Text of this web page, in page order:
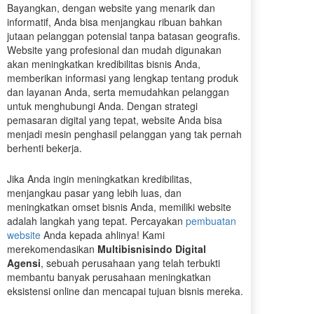
Bayangkan, dengan website yang menarik dan
informatif, Anda bisa menjangkau ribuan bahkan
jutaan pelanggan potensial tanpa batasan geografis.
Website yang profesional dan mudah digunakan
akan meningkatkan kredibilitas bisnis Anda,
memberikan informasi yang lengkap tentang produk
dan layanan Anda, serta memudahkan pelanggan
untuk menghubungi Anda. Dengan strategi
pemasaran digital yang tepat, website Anda bisa
menjadi mesin penghasil pelanggan yang tak pernah
berhenti bekerja.
Jika Anda ingin meningkatkan kredibilitas,
menjangkau pasar yang lebih luas, dan
meningkatkan omset bisnis Anda, memiliki website
adalah langkah yang tepat. Percayakan pembuatan
website Anda kepada ahlinya! Kami
merekomendasikan Multibisnisindo Digital
Agensi, sebuah perusahaan yang telah terbukti
membantu banyak perusahaan meningkatkan
eksistensi online dan mencapai tujuan bisnis mereka.